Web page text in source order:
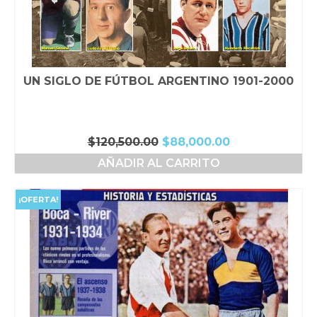
UN SIGLO DE FÚTBOL ARGENTINO 1901-2000
$120,500.00 El
precio
original
$120,500.00.
$88,000.00El
precio
$88,000.00.
AÑADIR AL CARRITO
¡OFERTA!